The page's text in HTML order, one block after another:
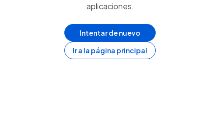
aplicaciones.
Intentar de nuevo
Ir a la página principal